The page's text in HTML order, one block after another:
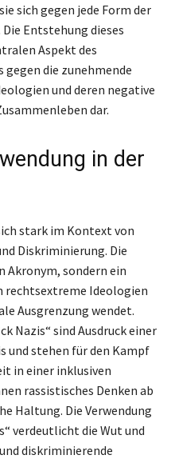
sich gegen jede Form der
Entstehung dieses
Aspekt des
die zunehmende
und deren negative
dar.
in der
stark im Kontext von
Diskriminierung. Die
Akronym, sondern ein
rechtsextreme Ideologien
Ausgrenzung wendet.
Nazis“ sind Ausdruck einer
und stehen für den Kampf
in einer inklusiven
rassistisches Denken ab
Haltung. Die Verwendung
verdeutlicht die Wut und
diskriminierende